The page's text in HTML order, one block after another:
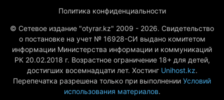
Политика конфиденциальности
© Сетевое издание "otyrar.kz" 2009 - 2026. Свидетельство
о постановке на учет № 16928-СИ выдано комитетом
информации Министерства информации и коммуникаций
РК 20.02.2018 г. Возрастное ограничение 18+ для детей,
достигших восемнадцати лет. Хостинг Unihost.kz.
Перепечатка разрешена только при выполнении Условий
использования материалов.